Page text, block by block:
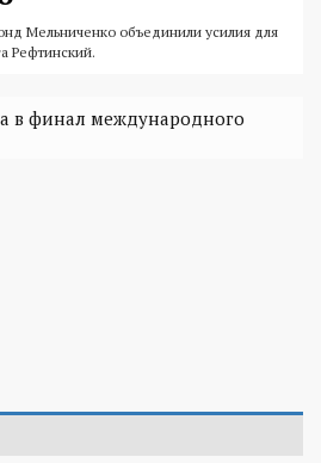
Мельниченко объединили усилия для
Рефтинский.
в финал международного